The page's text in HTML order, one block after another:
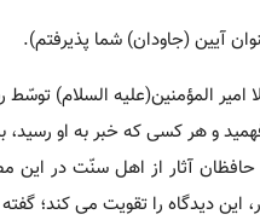
آیین (جاودان) شما پذیرفتم).
المؤمنین(علیه السلام) توسّط
و هر کسى که خبر به او
آثار از اهل سنّت در این
این دیدگاه را تقویت مى کند؛